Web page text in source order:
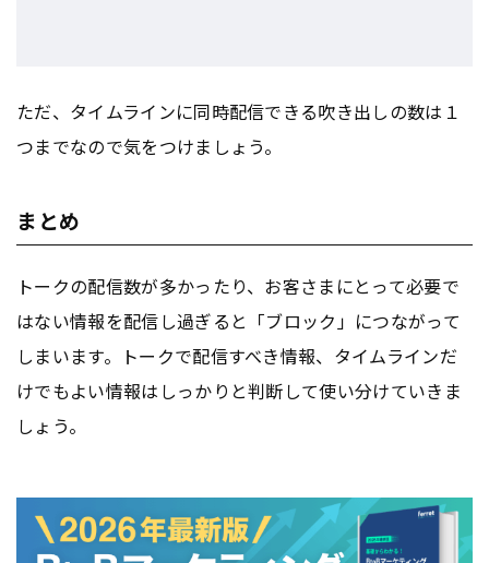
ただ、タイムラインに同時配信できる吹き出しの数は１
つまでなので気をつけましょう。
まとめ
トークの配信数が多かったり、お客さまにとって必要で
はない情報を配信し過ぎると「ブロック」につながって
しまいます。トークで配信すべき情報、タイムラインだ
けでもよい情報はしっかりと判断して使い分けていきま
しょう。